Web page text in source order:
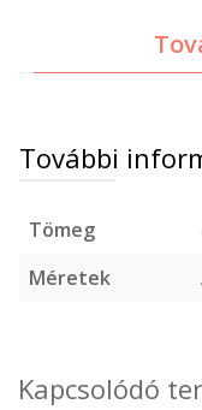
További
Tömeg
Méretek
Kapcsolódó